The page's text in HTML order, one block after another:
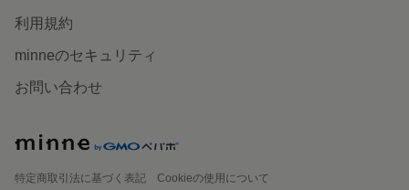
利用規約
minneのセキュリティ
お問い合わせ
特定商取引法に基づく表記
Cookieの使用について